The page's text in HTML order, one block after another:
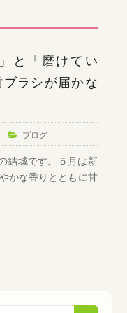
と「磨けてい
ラシが届かな
ブログ
結城です。５月は新
かな香りとともに甘